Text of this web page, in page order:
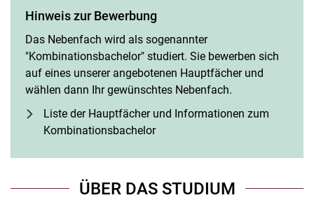
Hinweis zur Bewerbung
Das Nebenfach wird als sogenannter
"Kombinationsbachelor" studiert. Sie bewerben sich
auf eines unserer angebotenen Hauptfächer und
wählen dann Ihr gewünschtes Nebenfach.
Liste der Hauptfächer und Informationen zum
Kombinationsbachelor
ÜBER DAS STUDIUM